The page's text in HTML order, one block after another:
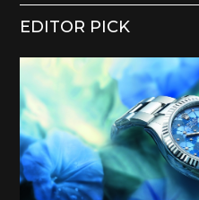
EDITOR PICK